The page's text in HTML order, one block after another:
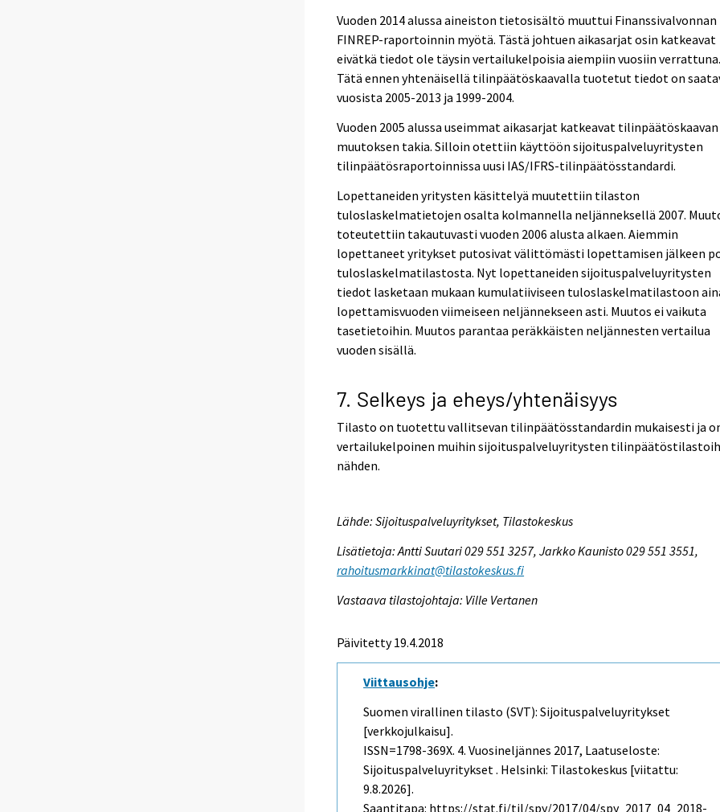
Vuoden 2014 alussa aineiston tietosisältö muuttui Finanssivalvonnan
FINREP-raportoinnin myötä. Tästä johtuen aikasarjat osin katkeavat
eivätkä tiedot ole täysin vertailukelpoisia aiempiin vuosiin
Tätä ennen yhtenäisellä tilinpäätöskaavalla tuotetut tiedot on
vuosista 2005-2013 ja 1999-2004.
Vuoden 2005 alussa useimmat aikasarjat katkeavat tilinpäätöskaavan
muutoksen takia. Silloin otettiin käyttöön sijoituspalveluyritysten
tilinpäätösraportoinnissa uusi IAS/IFRS-tilinpäätösstandardi.
Lopettaneiden yritysten käsittelyä muutettiin tilaston
tuloslaskelmatietojen osalta kolmannella neljänneksellä 2007.
toteutettiin takautuvasti vuoden 2006 alusta alkaen. Aiemmin
lopettaneet yritykset putosivat välittömästi lopettamisen jälkeen
tuloslaskelmatilastosta. Nyt lopettaneiden sijoituspalveluyritysten
tiedot lasketaan mukaan kumulatiiviseen tuloslaskelmatilastoon
lopettamisvuoden viimeiseen neljännekseen asti. Muutos ei vaikuta
tasetietoihin. Muutos parantaa peräkkäisten neljännesten vertailua
vuoden sisällä.
7. Selkeys ja eheys/yhtenäisyys
Tilasto on tuotettu vallitsevan tilinpäätösstandardin mukaisesti ja
vertailukelpoinen muihin sijoituspalveluyritysten
nähden.
Lähde: Sijoituspalveluyritykset, Tilastokeskus
Lisätietoja: Antti Suutari 029 551 3257, Jarkko Kaunisto 029 551 3551,
rahoitusmarkkinat@tilastokeskus.fi
Vastaava tilastojohtaja: Ville Vertanen
Päivitetty 19.4.2018
Viittausohje:
Suomen virallinen tilasto (SVT): Sijoituspalveluyritykset
[verkkojulkaisu].
ISSN=1798-369X. 4. Vuosineljännes 2017, Laatuseloste:
Sijoituspalveluyritykset . Helsinki: Tilastokeskus [viitattu:
9.8.2026].
Saantitapa: https://stat.fi/til/spy/2017/04/spy_2017_04_2018-